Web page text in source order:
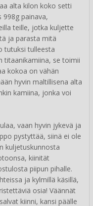
alta kilon koko setti
998g painava,
teille, jotka kuljette
ja parasta mitä
tutuksi tulleesta
titaanikamiina, se toimii
kokoa on vähän
hyvin maltillisena alta
kamiina, jonka voi
vaan hyvin jykevä ja
pystyttää, siinä ei ole
kuljetuskunnosta
kiinität
piipun pihalle.
ja kylmillä käsillä,
osia! Väännät
kiinni, kansi päälle